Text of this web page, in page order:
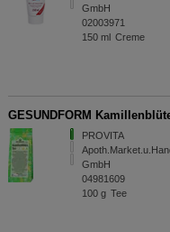
GmbH
02003971
150 ml Creme
GESUNDFORM
PROVITA
GmbH
04981609
100 g Tee